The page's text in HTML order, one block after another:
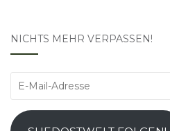
NICHTS MEHR VERPASSEN!
E-
Adresse